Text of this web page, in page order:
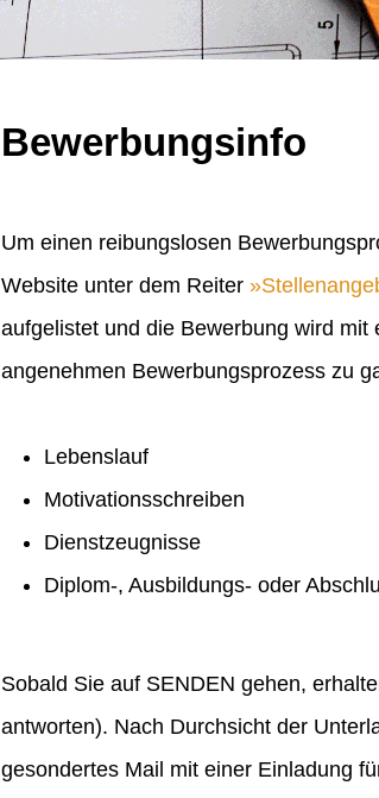
Bewerbungsinfo
Um einen reibungslosen
Website unter dem Reiter
aufgelistet und die Bewerbung wird
angenehmen Bewerbungsprozess zu
Lebenslauf
Motivationsschreiben
Dienstzeugnisse
Diplom-, Ausbildungs- oder
Sobald Sie auf SENDEN gehen,
antworten). Nach Durchsicht der
gesondertes Mail mit einer Einladung